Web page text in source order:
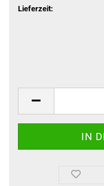
Lieferzeit: